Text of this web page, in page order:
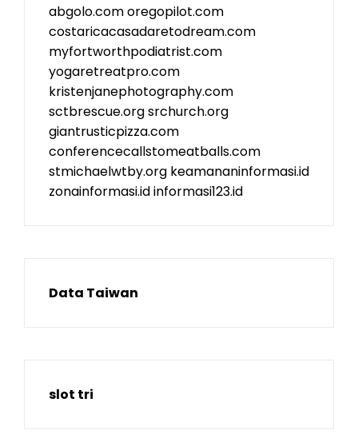
abgolo.comoregopilot.com
costaricacasadaretodream.com
myfortworthpodiatrist.com
yogaretreatpro.com
kristenjanephotography.com
sctbrescue.orgsrchurch.org
giantrusticpizza.com
conferencecallstomeatballs.com
stmichaelwtby.org keamananinformasi.id
zonainformasi.idinformasi123.id
Data Taiwan
slot tri